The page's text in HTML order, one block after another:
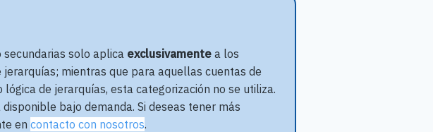
solo aplica exclusivamentea los
mientras que para aquellas cuentas de
de jerarquías, esta categorización no se utiliza.
bajo demanda. Si deseas tener más
en contacto con nosotros.